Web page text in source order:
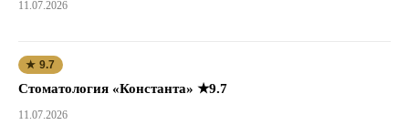
11.07.2026
★ 9.7
Стоматология «Константа» ★9.7
11.07.2026